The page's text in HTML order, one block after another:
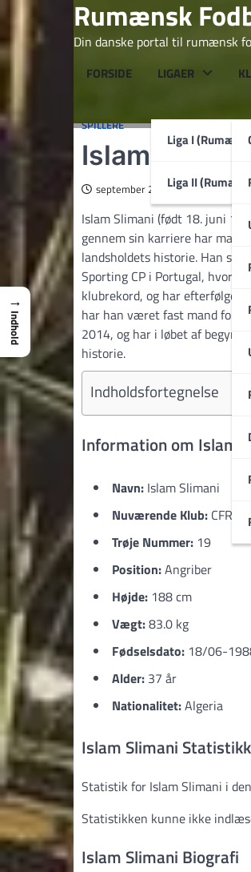
content
Rumænsk
Din danske portal til rumænsk
FORSIDE LIGAER
Liga I
Liga II
SPILLERE
Islam Slimani
september 24, 2025
Islam Slimani (født 18. juni
gennem sin karriere har
landsholdets historie. Han
Sporting CP i Portugal, hvor
klubrekord, og har
har han været fast mand for
2014, og har i løbet af
historie.
Indholdsfortegnelse
Information om Islam
Navn: Islam Slimani
Nuværende Klub: CFR
Trøje Nummer: 19
Position:Angriber
Højde: 188 cm
Vægt:83.0 kg
Fødselsdato: 18/06-
Alder: 37 år
Nationalitet:Algeria
Islam Slimani
Statistik for Islam Slimani i
Statistikken kunne ikke
Islam Slimani Biografi
→
Indhold